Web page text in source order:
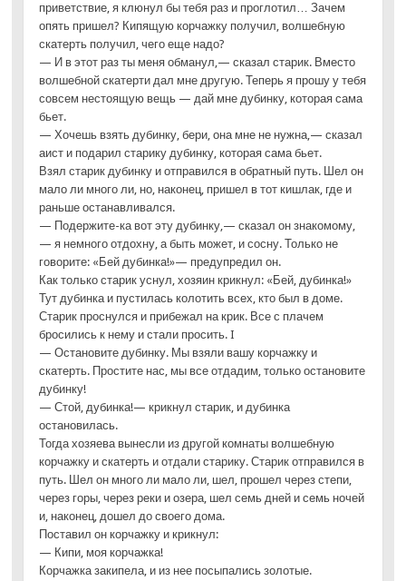
приветствие, я клюнул бы тебя раз и проглотил… Зачем
опять пришел? Кипящую корчажку получил, волшебную
скатерть получил, чего еще надо?
— И в этот раз ты меня обманул,— сказал старик. Вместо
волшебной скатерти дал мне другую. Теперь я прошу у тебя
совсем нестоящую вещь — дай мне дубинку, которая сама
бьет.
— Хочешь взять дубинку, бери, она мне не нужна,— сказал
аист и подарил старику дубинку, которая сама бьет.
Взял старик дубинку и отправился в обратный путь. Шел он
мало ли много ли, но, наконец, пришел в тот кишлак, где и
раньше останавливался.
— Подержите-ка вот эту дубинку,— сказал он знакомому,
— я немного отдохну, а быть может, и сосну. Только не
говорите: «Бей дубинка!»— предупредил он.
Как только старик уснул, хозяин крикнул: «Бей, дубинка!»
Тут дубинка и пустилась колотить всех, кто был в доме.
Старик проснулся и прибежал на крик. Все с плачем
бросились к нему и стали просить. I
— Остановите дубинку. Мы взяли вашу корчажку и
скатерть. Простите нас, мы все отдадим, только остановите
дубинку!
— Стой, дубинка!— крикнул старик, и дубинка
остановилась.
Тогда хозяева вынесли из другой комнаты волшебную
корчажку и скатерть и отдали старику. Старик отправился в
путь. Шел он много ли мало ли, шел, прошел через степи,
через горы, через реки и озера, шел семь дней и семь ночей
и, наконец, дошел до своего дома.
Поставил он корчажку и крикнул:
— Кипи, моя корчажка!
Корчажка закипела, и из нее посыпались золотые.